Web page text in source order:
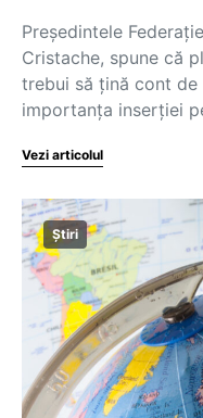
Președintele
Cristache, spune că
trebui să țină cont
importanța inserției
Vezi articolul
Știri